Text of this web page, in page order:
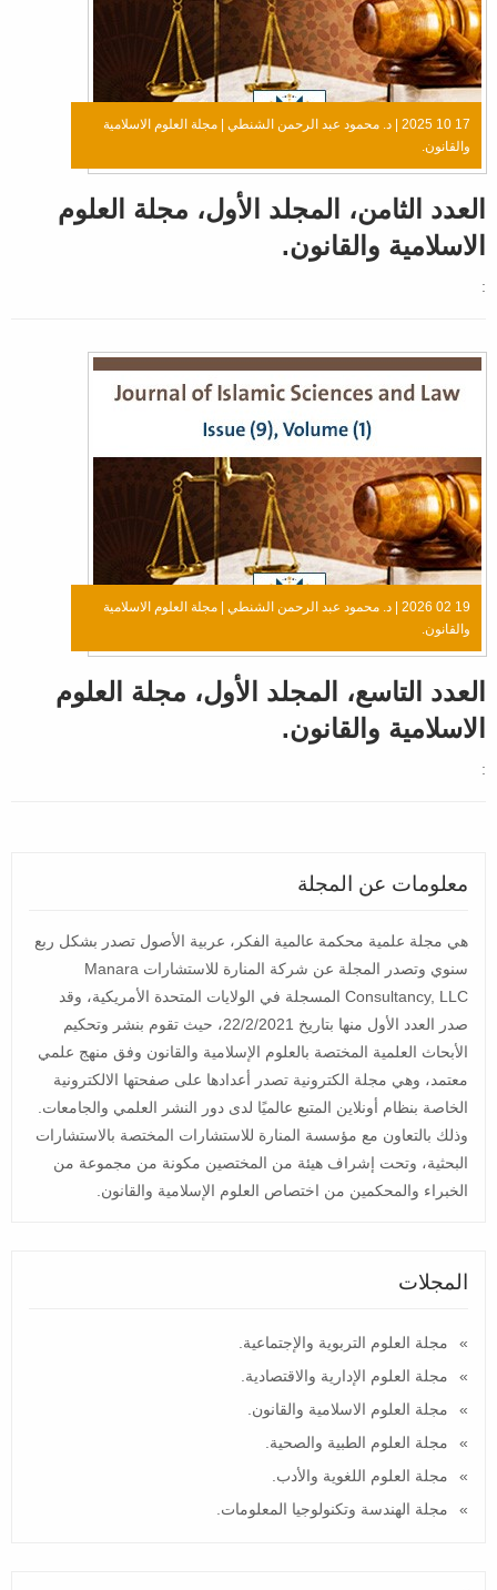
17 10 2025 | د. محمود عبد الرحمن الشنطي
مجلة العلوم الاسلامية
والقانون.
العدد الثامن، المجلد الأول، مجلة العلوم
الاسلامية والقانون.
:
19 02 2026 | د. محمود عبد الرحمن الشنطي
مجلة العلوم الاسلامية
والقانون.
العدد التاسع، المجلد الأول، مجلة العلوم
الاسلامية والقانون.
:
معلومات عن المجلة
هي مجلة علمية محكمة عالمية الفكر، عربية الأصول تصدر بشكل ربع
سنوي وتصدر المجلة عن شركة المنارة للاستشارات Manara
Consultancy, LLC المسجلة في الولايات المتحدة الأمريكية، وقد
صدر العدد الأول منها بتاريخ 22/2/2021، حيث تقوم بنشر وتحكيم
الأبحاث العلمية المختصة بالعلوم الإسلامية والقانون وفق منهج علمي
معتمد، وهي مجلة الكترونية تصدر أعدادها على صفحتها الالكترونية
الخاصة بنظام أونلاين المتبع عالميًا لدى دور النشر العلمي والجامعات.
وذلك بالتعاون مع مؤسسة المنارة للاستشارات المختصة بالاستشارات
البحثية، وتحت إشراف هيئة من المختصين مكونة من مجموعة من
الخبراء والمحكمين من اختصاص العلوم الإسلامية والقانون.
المجلات
مجلة العلوم التربوية والإجتماعية.
مجلة العلوم الإدارية والاقتصادية.
مجلة العلوم الاسلامية والقانون.
مجلة العلوم الطبية والصحية.
مجلة العلوم اللغوية والأدب.
مجلة الهندسة وتكنولوجيا المعلومات.